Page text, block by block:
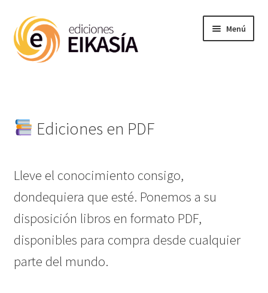
a
la
navegación
al
contenido
Menú
Próx publ
Ediciones PDF
Ediciones en PDF
Lleve el conocimiento consigo,
dondequiera que esté. Ponemos a su
disposición libros en formato PDF,
disponibles para compra desde cualquier
parte del mundo.